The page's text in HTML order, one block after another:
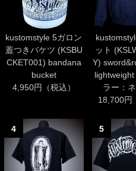
kustomstyle 5ガロン
蓋つきバケツ (KSBU
CKET001) bandana
bucket
4,950円（税込）
ット
Y)
lightweight
ラー：
18,700円
4 5